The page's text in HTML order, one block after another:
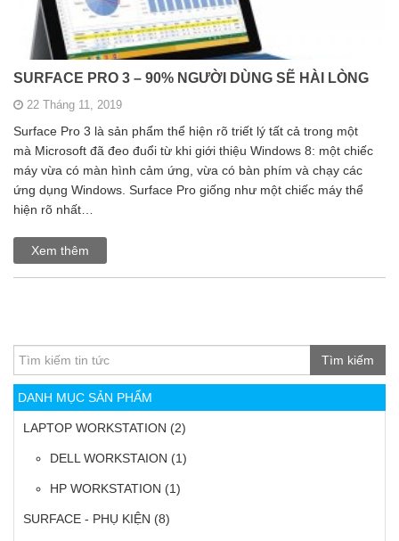
SURFACE PRO 3 – 90% NGƯỜI DÙNG SẼ HÀI LÒNG
22 Tháng 11, 2019
Surface Pro 3 là sản phẩm thể hiện rõ triết lý tất cả trong một
mà Microsoft đã đeo đuổi từ khi giới thiệu Windows 8: một chiếc
máy vừa có màn hình cảm ứng, vừa có bàn phím và chạy các
ứng dụng Windows. Surface Pro giống như một chiếc máy thể
hiện rõ nhất…
Xem thêm
Tìm kiếm
DANH MỤC SẢN PHẨM
LAPTOP WORKSTATION (2)
DELL WORKSTAION (1)
HP WORKSTATION (1)
SURFACE - PHỤ KIỆN (8)